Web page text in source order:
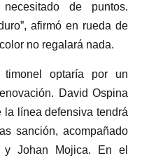
de puntos.
afirmó en rueda de
no regalará nada.
optaría por un
David Ospina
la línea defensiva tendrá
sanción, acompañado
Johan Mojica. En el